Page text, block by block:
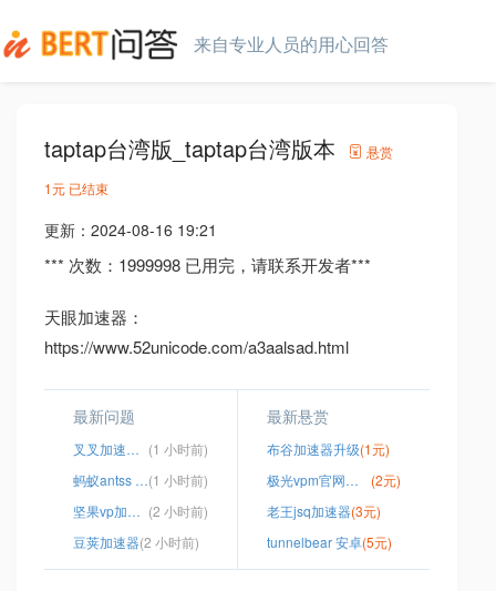
来自专业人员的用心回答
taptap台湾版_taptap台湾版本
悬赏
1元 已结束
更新： 2024-08-16 19:21
*** 次数：1999998 已用完，请联系开发者***
天眼加速器：
https://www.52unicode.com/a3aalsad.html
最新问题
叉叉加速器纯加速版ios (1 小时前)
蚂蚁antss v2.1.(1 小时前)
坚果vp加速器破解app (2 小时前)
豆荚加速器(2 小时前)
最新悬赏
布谷加速器升级(1元)
极光vpm官网下载
(2元)
老王jsq加速器(3元)
tunnelbear 安卓(5元)